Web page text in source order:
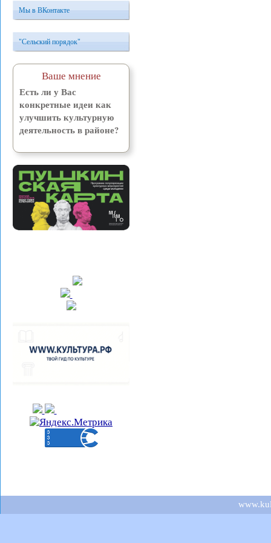
Мы в ВКонтакте
"Сельский порядок"
Ваше мнение
Есть ли у Вас
конкретные идеи как
улучшить культурную
деятельность в районе?